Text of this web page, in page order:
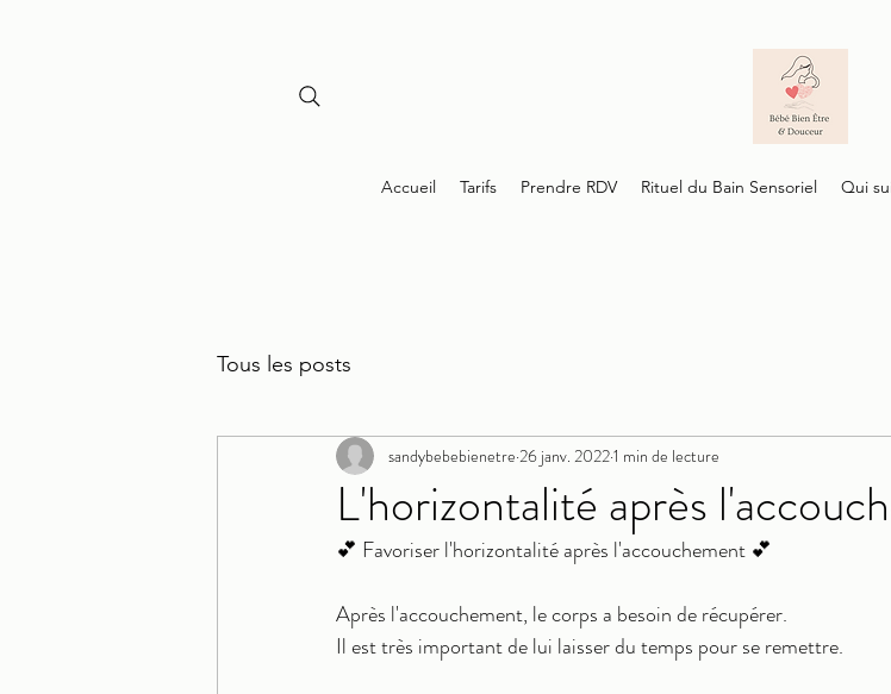
Accueil Tarifs Prendre RDV Rituel du Bain Sensoriel Qui
Tous les posts
L'horizontalité après
sandybebebienetre 26 janv. 20221 min de lecture
💕 Favoriser l'horizontalité après l'accouchement 💕
Après l'accouchement, le corps a besoin de récupérer.
Il est très important de lui laisser du temps pour se remettre.